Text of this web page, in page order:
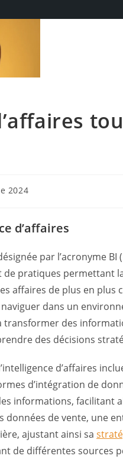
2024
d’affaires
par l’acronyme
de pratiques permettant
affaires de plus en
dans un
transformer des
des décisions
d’affaires
d’intégration de
informations, facilitant
données de vente, une
ajustant ainsi sa
de différentes sources